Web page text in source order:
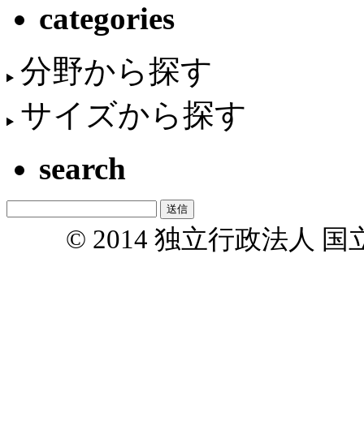
categories
分野から探す
サイズから探す
search
© 2014 独立行政法人 国